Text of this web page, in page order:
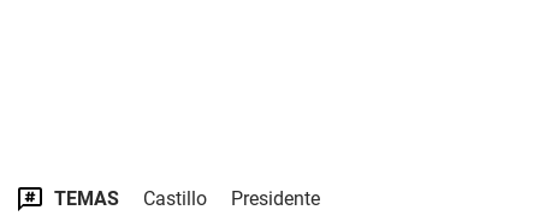
TEMAS Castillo
Presidente